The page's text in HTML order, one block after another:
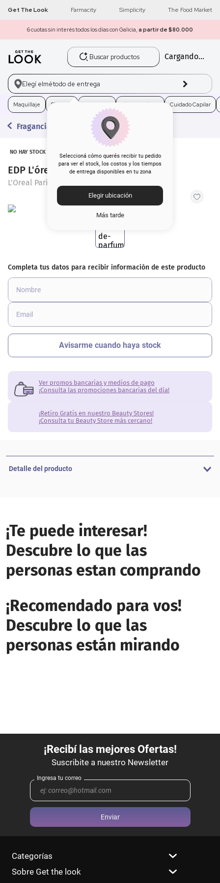
Get The Look Farmacity Simplicity The Food Market
6 cuotas sin interés todos los días con Galicia, a partir de $80.000
Buscar productos
Cargando...
Elegí elmétodo de entrega
Seleccioná cómo querés recibir tu pedido
para ver el stock, los costos y los tiempos
de entrega disponibles en tu zona
Elegir ubicación
Más tarde
Maquillaje Skincare Electro Belleza Cuidado Capilar
Fragancias
NO HAY STOCK
EDP L'óreal Mon Paris x 30 ml
L'Oreal París
Ver promos bancarias y medios de pago
¡Consulta las promociones bancarias del día!
¡Retiro Gratis en nuestro Beauty Stores!
¡Consulta tu Beauty Store más cercano!
Detalle del producto
¡Te puede interesar!
Descubre lo que las
personas estan comprando
¡Recomendado para vos!
Descubre lo que las
personas están mirando
Enviar
Categorías
Sobre Get the look
1 get the look
2 máscara pestañas
loreal
4. brochas
5. corrector
6. rubor
10. nyx